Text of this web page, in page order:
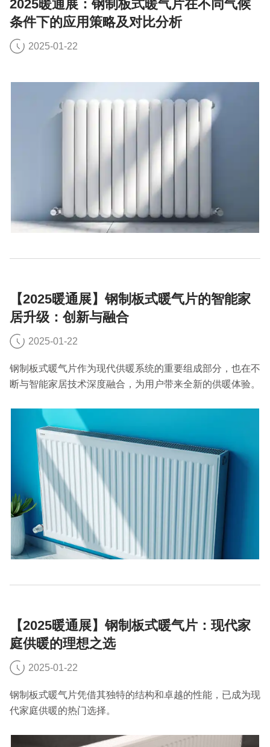
2025暖通展：钢制板式暖气片在不同气候
条件下的应用策略及对比分析
2025-01-22
【2025暖通展】钢制板式暖气片的智能家
居升级：创新与融合
2025-01-22
钢制板式暖气片作为现代供暖系统的重要组成部分，也在不
断与智能家居技术深度融合，为用户带来全新的供暖体验。
【2025暖通展】钢制板式暖气片：现代家
庭供暖的理想之选
2025-01-22
钢制板式暖气片凭借其独特的结构和卓越的性能，已成为现
代家庭供暖的热门选择。